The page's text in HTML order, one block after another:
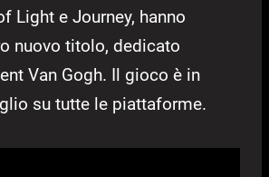
Light e Journey, hanno
nuovo titolo, dedicato
Van Gogh. Il gioco è in
su tutte le piattaforme.